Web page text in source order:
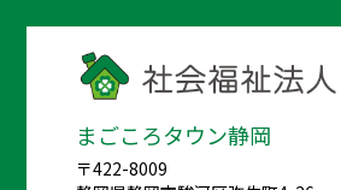
まごころタウン静岡
〒422-8009